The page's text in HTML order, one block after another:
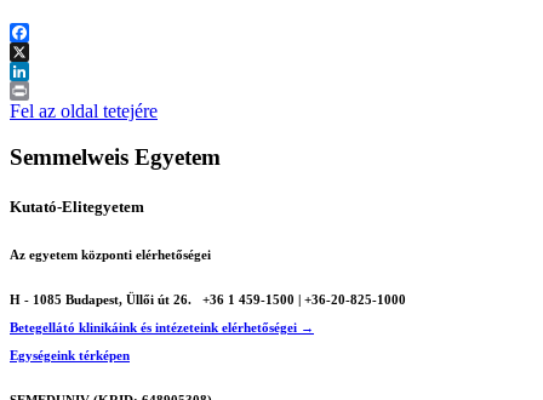
Facebook
X
LinkedIn
Print
Fel az oldal tetejére
Semmelweis Egyetem
Kutató-Elitegyetem
Az egyetem központi elérhetőségei
H - 1085 Budapest, Üllői út 26.
+36 1 459-1500 | +36-20-825-1000
Betegellátó klinikáink és intézeteink elérhetőségei →
Egységeink térképen